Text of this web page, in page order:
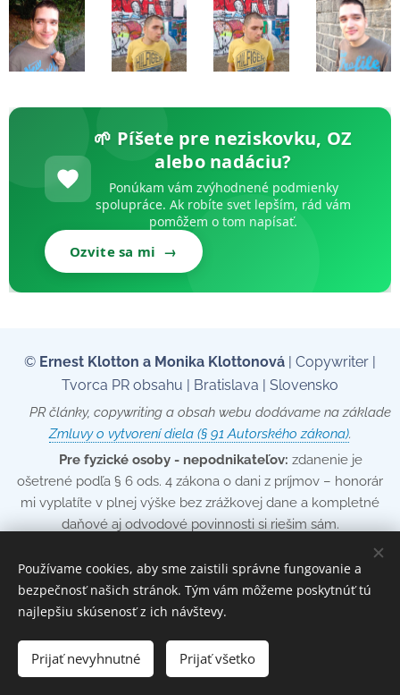
🌱 Píšete pre neziskovku, OZ
alebo nadáciu?
Ponúkam vám zvýhodnené podmienky
spolupráce. Ak robíte svet lepším, rád vám
pomôžem o tom napísať.
Ozvite sa mi →
© Ernest Klotton a Monika Klottonová | Copywriter |
Tvorca PR obsahu | Bratislava | Slovensko
📄 PR články, copywriting a obsah webu dodávame na základe
Zmluvy o vytvorení diela (§ 91 Autorského zákona).
Pre fyzické osoby - nepodnikateľov: zdanenie je
ošetrené podľa § 6 ods. 4 zákona o dani z príjmov – honorár
mi vyplatíte v plnej výške bez zrážkovej dane a kompletné
daňové aj odvodové povinnosti si riešim sám.
www.ernestklotton.sk
🚀 Obsahový marketing pre éru
AI
Používame cookies, aby sme zaistili správne fungovanie a
bezpečnosť našich stránok. Tým vám môžeme poskytnúť tú
najlepšiu skúsenosť z ich návštevy.
Prijať nevyhnutné Prijať všetko